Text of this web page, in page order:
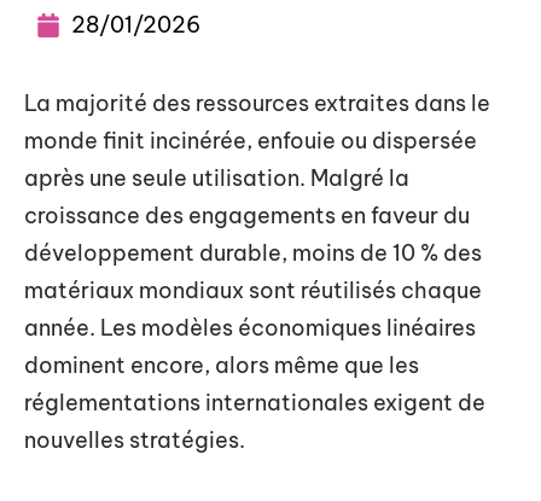
28/01/2026
La majorité des ressources extraites dans le
monde finit incinérée, enfouie ou dispersée
après une seule utilisation. Malgré la
croissance des engagements en faveur du
développement durable, moins de 10 % des
matériaux mondiaux sont réutilisés chaque
année. Les modèles économiques linéaires
dominent encore, alors même que les
réglementations internationales exigent de
nouvelles stratégies.